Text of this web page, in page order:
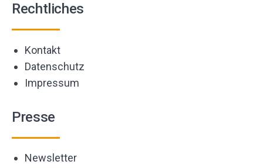
Rechtliches
Kontakt
Datenschutz
Impressum
Presse
Newsletter